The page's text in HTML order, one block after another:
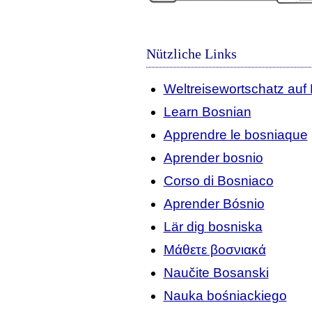
Nützliche Links
Weltreisewortschatz auf
Learn Bosnian
Apprendre le bosniaque
Aprender bosnio
Corso di Bosniaco
Aprender Bósnio
Lär dig bosniska
Μάθετε βοσνιακά
Naučite Bosanski
Nauka bośniackiego